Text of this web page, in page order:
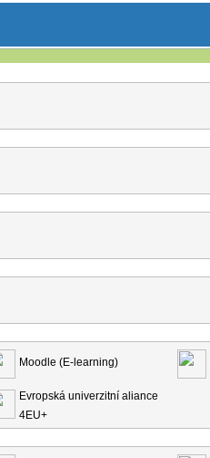
Moodle (E-learning)
Evropská univerzitní aliance
4EU+